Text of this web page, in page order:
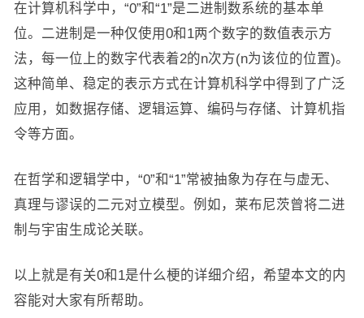
在计算机科学中，“0”和“1”是二进制数系统的基本单
位。二进制是一种仅使用0和1两个数字的数值表示方
法，每一位上的数字代表着2的n次方(n为该位的位置)。
这种简单、稳定的表示方式在计算机科学中得到了广泛
应用，如数据存储、逻辑运算、编码与存储、计算机指
令等方面。
在哲学和逻辑学中，“0”和“1”常被抽象为存在与虚无、
真理与谬误的二元对立模型。例如，莱布尼茨曾将二进
制与宇宙生成论关联。
以上就是有关0和1是什么梗的详细介绍，希望本文的内
容能对大家有所帮助。